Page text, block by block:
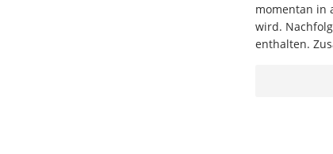
momentan in
wird.
enthalten.